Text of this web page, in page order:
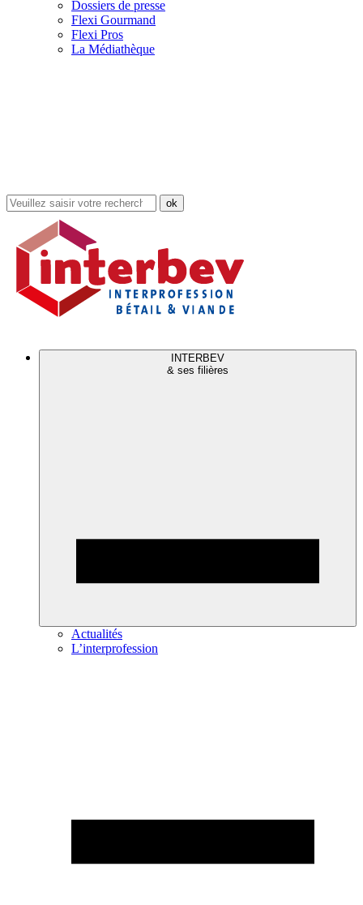
Dossiers de presse
Flexi Gourmand
Flexi Pros
La Médiathèque
Rechercher
dans
site
INTERBEV
& ses filières
Actualités
L’interprofession